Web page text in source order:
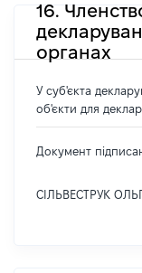
16.
органах
У суб'єкта
об'єкти для
Документ
СІЛЬВЕСТРУК